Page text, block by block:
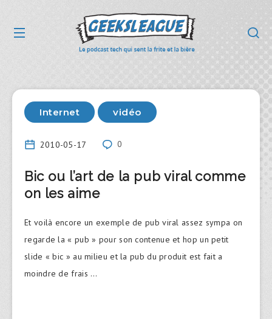
Internet vidéo
2010-05-17 0
Bic ou l’art de la pub viral comme
on les aime
Et voilà encore un exemple de pub viral assez sympa on
regarde la « pub » pour son contenue et hop un petit
slide « bic » au milieu et la pub du produit est fait a
moindre de frais …